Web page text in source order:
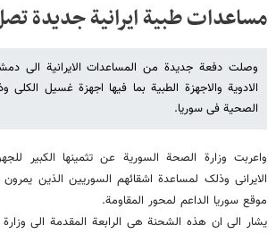
مساعدات طبیة ایرانیة جدیدة
وصلت دفعة جدیدة من المساعدات الایرانیة الى
الادویة والاجهزة الطبیة بما فیها اجهزة غسیل الکلى
الصحیة فی سوریا.
واعربت وزارة الصحة السوریة عن تثمینها الکبیر
الایرانی وذلک لمساعدة اشقائهم السوریین الذین
موقع سوریا الداعم لمحور المقاومة.
یشار الى ان هذه الشحنة هی الرابعة المقدمة الى